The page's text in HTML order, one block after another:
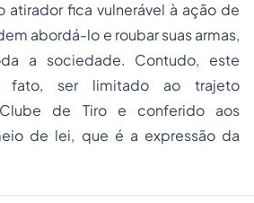
atirador fica vulnerável à ação de
abordá-lo e roubar suas armas,
a sociedade. Contudo, este
fato, ser limitado ao trajeto
de Tiro e conferido aos
de lei, que é a expressão da